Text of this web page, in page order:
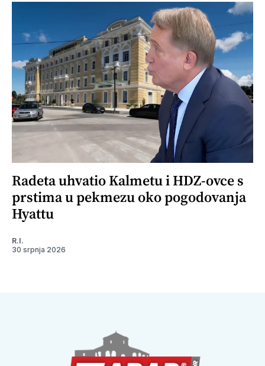
Radeta uhvatio Kalmetu i HDZ-ovce s
prstima u pekmezu oko pogodovanja
Hyattu
R.I.
30 srpnja 2026